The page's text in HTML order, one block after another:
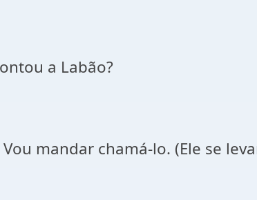
a Labão?
mandar chamá-lo. (Ele se